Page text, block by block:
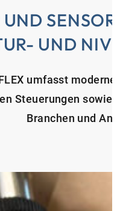
UND
umfasst
Steuerungen
Branchen und